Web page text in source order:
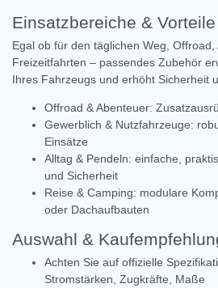
Einsatzbereiche & Vorteile
Egal ob für den täglichen Weg,
Freizeitfahrten – passendes Zubehör
Ihres Fahrzeugs und erhöht Sicherheit
Offroad & Abenteuer:
Gewerblich & Nutzfahrzeuge:
Einsätze
Alltag & Pendeln: einfache,
und Sicherheit
Reise & Camping: modulare
oder Dachaufbauten
Auswahl &
Achten Sie auf offizielle
Stromstärken, Zugkräfte, Maße